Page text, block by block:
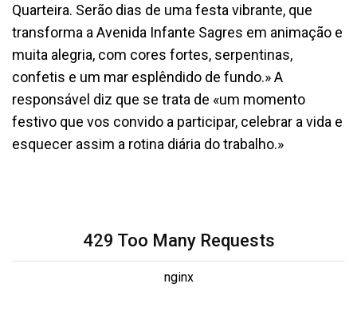
Quarteira. Serão dias de uma festa vibrante, que
transforma a Avenida Infante Sagres em animação e
muita alegria, com cores fortes, serpentinas,
confetis e um mar esplêndido de fundo.» A
responsável diz que se trata de «um momento
festivo que vos convido a participar, celebrar a vida e
esquecer assim a rotina diária do trabalho.»
429 Too Many Requests
nginx